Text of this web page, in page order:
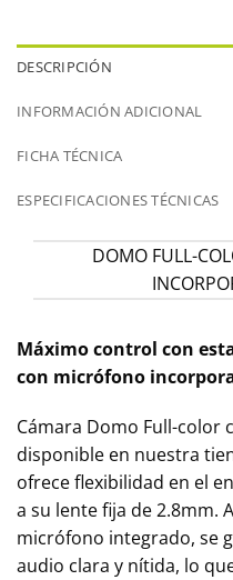
DESCRIPCIÓN
INFORMACIÓN ADICIONAL
FICHA TÉCNICA
ESPECIFICACIONES TÉCNICAS
DOMO FULL-
Máximocontrol con
con micrófono
Cámara Domo Full-
disponible en nuestra
ofrece flexibilidad en el
a su lente fija de 2.8mm.
micrófono integrado, se
audio clara y nítida, lo